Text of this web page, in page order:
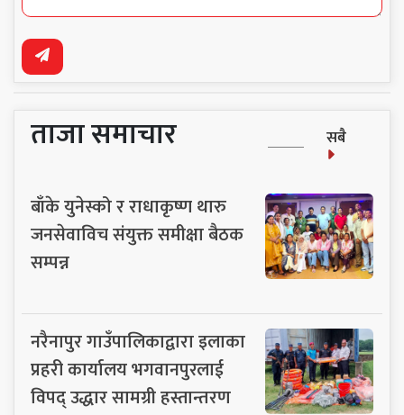
ताजा समाचार सबै
बाँके युनेस्को र राधाकृष्ण थारु
जनसेवाविच संयुक्त समीक्षा बैठक
सम्पन्न
नरैनापुर गाउँपालिकाद्वारा इलाका
प्रहरी कार्यालय भगवानपुरलाई
विपद् उद्धार सामग्री हस्तान्तरण